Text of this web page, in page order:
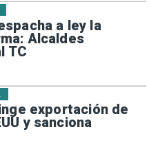
a ley la
Alcaldes
TC
exportación de
y sanciona